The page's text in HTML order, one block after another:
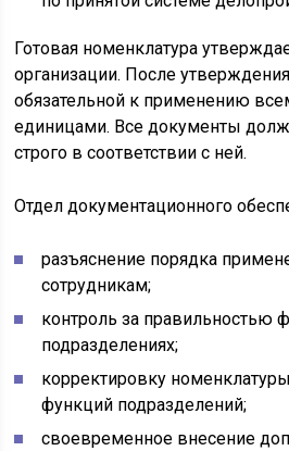
Готовая номенклатура
организации. После
обязательной к применению
единицами. Все документы
строго в соответствии с ней.
Отдел документационного
разъяснение порядка
сотрудникам;
контроль за правильностью
подразделениях;
корректировку
функций подразделений;
своевременное внесение